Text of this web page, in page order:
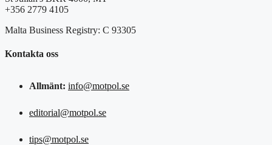
+356 2779 4105
Malta Business Registry: C 93305
Kontakta oss
Allmänt: info@motpol.se
editorial@motpol.se
tips@motpol.se